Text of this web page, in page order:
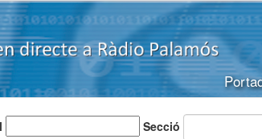
Secció